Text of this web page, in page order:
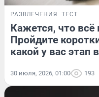
РАЗВЛЕЧЕНИЯ ТЕСТ
Кажется, что всё
Пройдите
какой у вас этап
30 июля, 2026, 01:00 193